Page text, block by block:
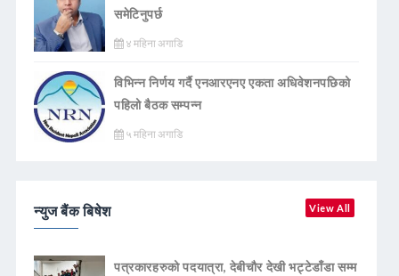
समेटिनुपर्छ
४ महिना अगाडि
विभिन्न निर्णय गर्दै एनआरएनए एकता अधिवेशनपछिको
पहिलो बैठक सम्पन्न
५ महिना अगाडि
न्युज बैंक बिषेश View All
पत्रकारहरुको पदयात्रा, देबीचौर देखी भट्टेडाँडा सम्म